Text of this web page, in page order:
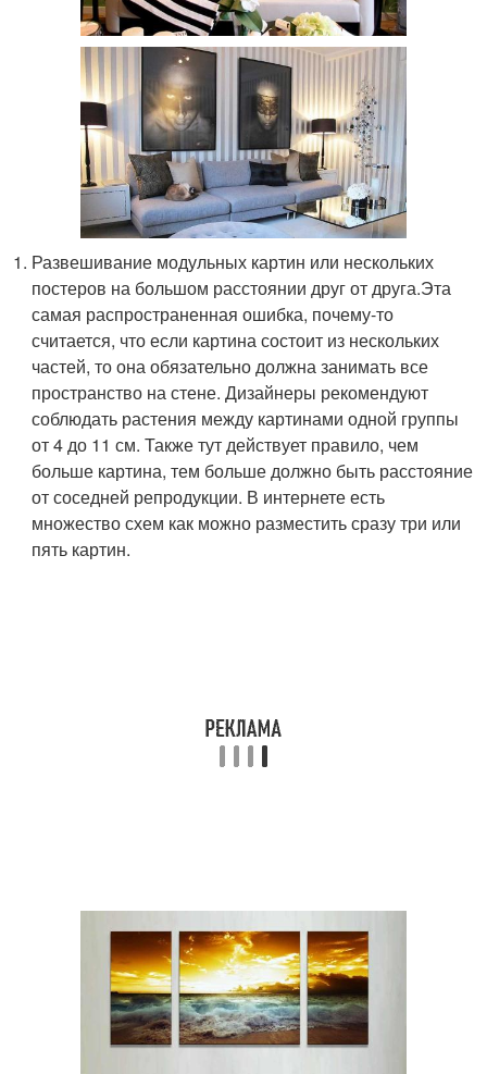
Развешивание модульных картин или нескольких
постеров на большом расстоянии друг от друга.Эта
самая распространенная ошибка, почему-то
считается, что если картина состоит из нескольких
частей, то она обязательно должна занимать все
пространство на стене. Дизайнеры рекомендуют
соблюдать растения между картинами одной группы
от 4 до 11 см. Также тут действует правило, чем
больше картина, тем больше должно быть расстояние
от соседней репродукции. В интернете есть
множество схем как можно разместить сразу три или
пять картин.